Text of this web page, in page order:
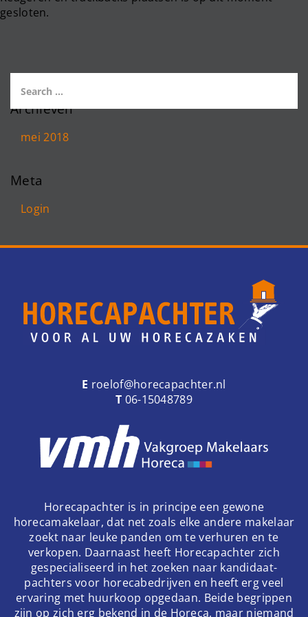
gesloten.
Archieven
mei 2018
Meta
Login
E roelof@horecapachter.nl
T 06-15048789
Horecapachter is in principe een gewone
horecamakelaar, dat net zoals elke andere makelaar
zoekt naar leuke panden om te verhuren en te
verkopen. Daarnaast heeft Horecapachter zich
gespecialiseerd in het zoeken naar kandidaat-
pachters voor horecabedrijven en heeft erg veel
ervaring met huurkoop opgedaan. Beide begrippen
zijn op zich erg bekend in de Horeca, maar niemand